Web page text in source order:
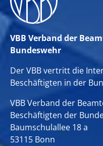
VBB Verband der
Bundeswehr
Der VBB vertritt die
Beschäftigten in der
VBB Verband der
Beschäftigten der
Baumschulallee 18 a
53115 Bonn